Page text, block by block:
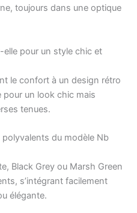
toujours dans une optique
elle pour un style chic et
le confort à un design rétro
pour un look chic mais
tenues.
du modèle Nb
Black Grey ou Marsh Green
s’intégrant facilement
élégante.